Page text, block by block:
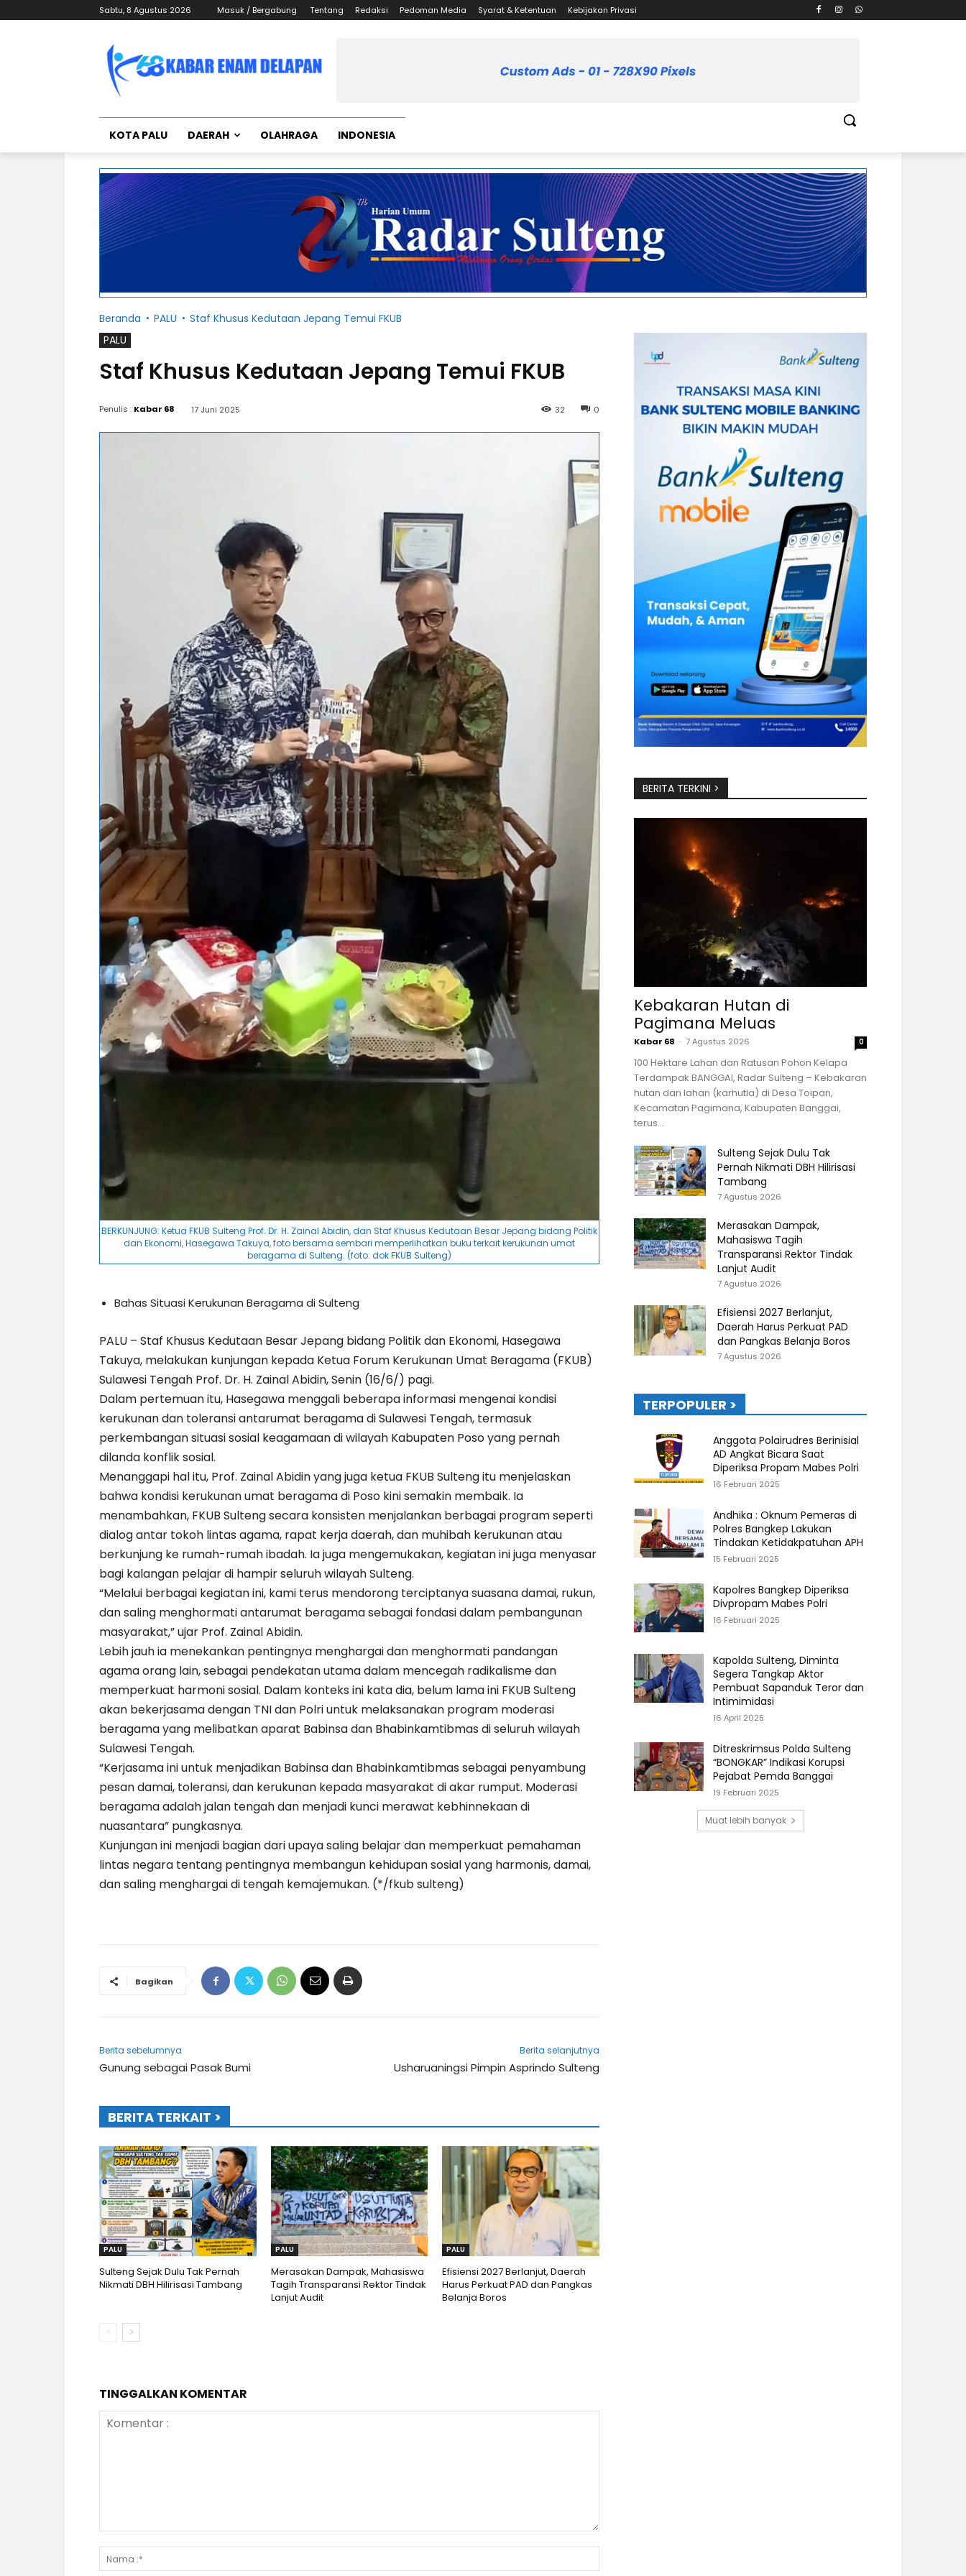
Sabtu, 8 Agustus 2026 Masuk / Bergabung Tentang Redaksi Pedoman Media Syarat & Ketentuan Kebijakan Privasi
KOTA PALU DAERAH OLAHRAGA INDONESIA
Beranda PALU
Staf Khusus Kedutaan Jepang Temui FKUB
PALU
Staf Khusus Kedutaan Jepang Temui FKUB
Penulis : Kabar 68 17 Juni 2025 0
32
BERKUNJUNG: Ketua FKUB Sulteng Prof. Dr. H. Zainal Abidin, dan Staf Khusus Kedutaan Besar Jepang bidang Politik
dan Ekonomi, Hasegawa Takuya, foto bersama sembari memperlihatkan buku terkait kerukunan umat
beragama di Sulteng. (foto: dok FKUB Sulteng)
Bahas Situasi Kerukunan Beragama di Sulteng
PALU – Staf Khusus Kedutaan Besar Jepang bidang Politik dan Ekonomi, Hasegawa
Takuya, melakukan kunjungan kepada Ketua Forum Kerukunan Umat Beragama (FKUB)
Sulawesi Tengah Prof. Dr. H. Zainal Abidin, Senin (16/6/) pagi.
Dalam pertemuan itu, Hasegawa menggali beberapa informasi mengenai kondisi
kerukunan dan toleransi antarumat beragama di Sulawesi Tengah, termasuk
perkembangan situasi sosial keagamaan di wilayah Kabupaten Poso yang pernah
dilanda konflik sosial.
Menanggapi hal itu, Prof. Zainal Abidin yang juga ketua FKUB Sulteng itu menjelaskan
bahwa kondisi kerukunan umat beragama di Poso kini semakin membaik. Ia
menambahkan, FKUB Sulteng secara konsisten menjalankan berbagai program seperti
dialog antar tokoh lintas agama, rapat kerja daerah, dan muhibah kerukunan atau
berkunjung ke rumah-rumah ibadah. Ia juga mengemukakan, kegiatan ini juga menyasar
bagi kalangan pelajar di hampir seluruh wilayah Sulteng.
“Melalui berbagai kegiatan ini, kami terus mendorong terciptanya suasana damai, rukun,
dan saling menghormati antarumat beragama sebagai fondasi dalam pembangunan
masyarakat,” ujar Prof. Zainal Abidin.
Lebih jauh ia menekankan pentingnya menghargai dan menghormati pandangan
agama orang lain, sebagai pendekatan utama dalam mencegah radikalisme dan
memperkuat harmoni sosial. Dalam konteks ini kata dia, belum lama ini FKUB Sulteng
akan bekerjasama dengan TNI dan Polri untuk melaksanakan program moderasi
beragama yang melibatkan aparat Babinsa dan Bhabinkamtibmas di seluruh wilayah
Sulawesi Tengah.
“Kerjasama ini untuk menjadikan Babinsa dan Bhabinkamtibmas sebagai penyambung
pesan damai, toleransi, dan kerukunan kepada masyarakat di akar rumput. Moderasi
beragama adalah jalan tengah dan menjadi kunci merawat kebhinnekaan di
nuasantara” pungkasnya.
Kunjungan ini menjadi bagian dari upaya saling belajar dan memperkuat pemahaman
lintas negara tentang pentingnya membangun kehidupan sosial yang harmonis, damai,
dan saling menghargai di tengah kemajemukan. (*/fkub sulteng)
Bagikan
Berita sebelumnya
Gunung sebagai Pasak Bumi
Berita selanjutnya
Usharuaningsi Pimpin Asprindo Sulteng
BERITA TERKAIT >
PALU
Sulteng Sejak Dulu Tak Pernah
Nikmati DBH Hilirisasi Tambang
PALU
Merasakan Dampak, Mahasiswa
Tagih Transparansi Rektor Tindak
Lanjut Audit
PALU
Efisiensi 2027 Berlanjut, Daerah
Harus Perkuat PAD dan Pangkas
Belanja Boros
TINGGALKAN KOMENTAR
:*
BERITA TERKINI >
Kebakaran Hutan di
Pagimana Meluas
Kabar 68 - 7 Agustus 2026 0
100 Hektare Lahan dan Ratusan Pohon Kelapa
Terdampak BANGGAI, Radar Sulteng – Kebakaran
hutan dan lahan (karhutla) di Desa Toipan,
Kecamatan Pagimana, Kabupaten Banggai,
terus...
Sulteng Sejak Dulu Tak
Pernah Nikmati DBH Hilirisasi
Tambang
7 Agustus 2026
Merasakan Dampak,
Mahasiswa Tagih
Transparansi Rektor Tindak
Lanjut Audit
7 Agustus 2026
Efisiensi 2027 Berlanjut,
Daerah Harus Perkuat PAD
dan Pangkas Belanja Boros
7 Agustus 2026
TERPOPULER >
Anggota Polairudres Berinisial
AD Angkat Bicara Saat
Diperiksa Propam Mabes Polri
16 Februari 2025
Andhika : Oknum Pemeras di
Polres Bangkep Lakukan
Tindakan Ketidakpatuhan APH
15 Februari 2025
Kapolres Bangkep Diperiksa
Divpropam Mabes Polri
16 Februari 2025
Kapolda Sulteng, Diminta
Segera Tangkap Aktor
Pembuat Sapanduk Teror dan
Intimimidasi
16 April 2025
Ditreskrimsus Polda Sulteng
“BONGKAR” Indikasi Korupsi
Pejabat Pemda Banggai
19 Februari 2025
Muat lebih banyak